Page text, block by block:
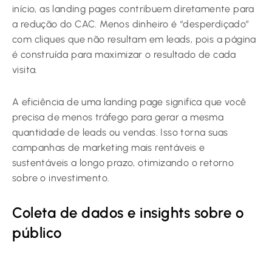
início, as landing pages contribuem diretamente para
a redução do CAC. Menos dinheiro é “desperdiçado”
com cliques que não resultam em leads, pois a página
é construída para maximizar o resultado de cada
visita.
A eficiência de uma landing page significa que você
precisa de menos tráfego para gerar a mesma
quantidade de leads ou vendas. Isso torna suas
campanhas de marketing mais rentáveis e
sustentáveis a longo prazo, otimizando o retorno
sobre o investimento.
Coleta de dados e insights sobre o
público